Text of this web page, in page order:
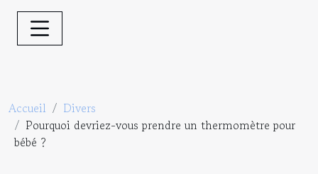
Accueil
Divers
Pourquoi devriez-vous prendre un thermomètre pour
bébé ?